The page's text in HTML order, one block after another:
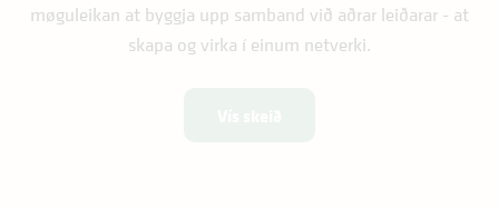
møguleikan at byggja upp samband við aðrar leiðarar - at
skapa og virka í einum netverki.